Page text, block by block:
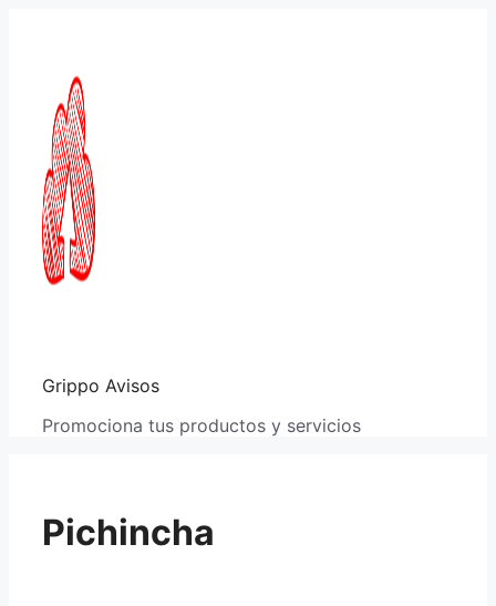
Grippo Avisos
Promociona tus productos y servicios
Pichincha